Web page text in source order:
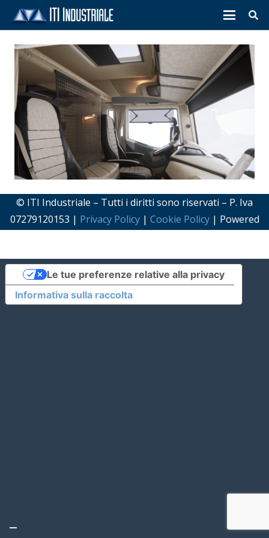
© ITI Industriale – Tutti i diritti sono riservati – P. Iva
07279120153 | Privacy Policy| Cookie Policy| Powered
Informativa sulla raccolta
Le tue preferenze relative alla privacy